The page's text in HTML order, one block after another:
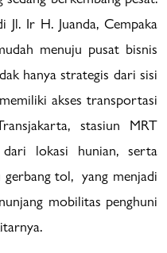
Ir H. Juanda, Cempaka
menuju pusat bisnis
hanya strategis dari sisi
akses transportasi
stasiun MRT
lokasi hunian, serta
gerbang tol, yang menjadi
mobilitas penghuni